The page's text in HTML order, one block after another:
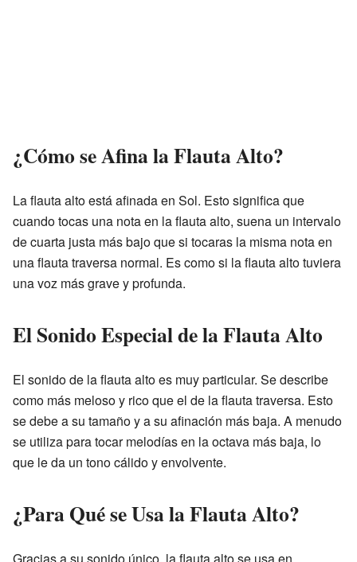
¿Cómo se Afina la Flauta Alto?
La flauta alto está afinada en Sol. Esto significa que
cuando tocas una nota en la flauta alto, suena un intervalo
de cuarta justa más bajo que si tocaras la misma nota en
una flauta traversa normal. Es como si la flauta alto tuviera
una voz más grave y profunda.
El Sonido Especial de la Flauta Alto
El sonido de la flauta alto es muy particular. Se describe
como más meloso y rico que el de la flauta traversa. Esto
se debe a su tamaño y a su afinación más baja. A menudo
se utiliza para tocar melodías en la octava más baja, lo
que le da un tono cálido y envolvente.
¿Para Qué se Usa la Flauta Alto?
Gracias a su sonido único, la flauta alto se usa en